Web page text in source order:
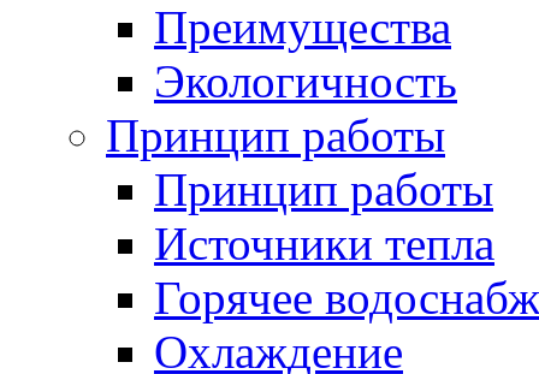
Преимущества
Экологичность
Принцип работы
Принцип работы
Источники тепла
Горячее
Охлаждение